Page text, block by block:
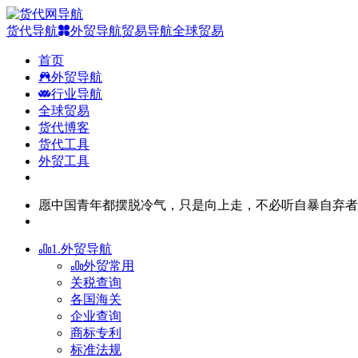
货代导航 外贸导航贸易导航全球贸易
首页
外贸导航
行业导航
全球贸易
货代博客
货代工具
外贸工具
愿中国青年都摆脱冷气，只是向上走，不必听自暴自
1.外贸导航
外贸常用
关税查询
各国海关
企业查询
商标专利
标准法规